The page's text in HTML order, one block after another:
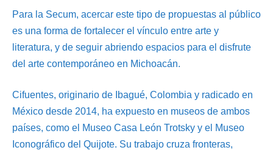
Para la Secum, acercar este tipo de propuestas al público
es una forma de fortalecer el vínculo entre arte y
literatura, y de seguir abriendo espacios para el disfrute
del arte contemporáneo en Michoacán.
Cifuentes, originario de Ibagué, Colombia y radicado en
México desde 2014, ha expuesto en museos de ambos
países, como el Museo Casa León Trotsky y el Museo
Iconográfico del Quijote. Su trabajo cruza fronteras,